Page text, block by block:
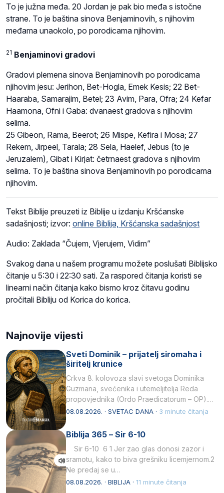
To je južna međa. 20 Jordan je pak bio međa s istočne
strane. To je baština sinova Benjaminovih, s njihovim
međama unaokolo, po porodicama njihovim.
21 Benjaminovi gradovi
Gradovi plemena sinova Benjaminovih po porodicama
njihovim jesu: Jerihon, Bet-Hogla, Emek Kesis; 22 Bet-
Haaraba, Samarajim, Betel; 23 Avim, Para, Ofra; 24 Kefar
Haamona, Ofni i Gaba: dvanaest gradova s njihovim
selima.
25 Gibeon, Rama, Beerot; 26 Mispe, Kefira i Mosa; 27
Rekem, Jirpeel, Tarala; 28 Sela, Haelef, Jebus (to je
Jeruzalem), Gibat i Kirjat: četrnaest gradova s njihovim
selima. To je baština sinova Benjaminovih po porodicama
njihovim.
Tekst Biblije preuzeti iz Biblije u izdanju Kršćanske
sadašnjosti; izvor: online Biblija, Kršćanska sadašnjost
Audio: Zaklada “Čujem, Vjerujem, Vidim”
Svakog dana u našem programu možete poslušati Biblijsko
čitanje u 5:30 i 22:30 sati. Za raspored čitanja koristi se
linearni način čitanja kako bismo kroz čitavu godinu
pročitali Bibliju od Korica do korica.
Najnovije vijesti
Sveti Dominik – prijatelj siromaha i
širitelj krunice
Crkva 8. kolovoza slavi svetoga Dominika
Guzmana, svećenika i utemeljitelja Reda
propovjednika (Ordo Praedicatorum – OP).
Svojim životom, dubokom ljubavlju prema
08.08.2026. · SVETAC DANA · 3 minute čitanja
Biblija 365 – Sir 6-10
Sir 6-10 6 1 Jer zao glas donosi zazor i
sramotu, kako to biva grešniku licemjernom.2
Ne predaj se u…
08.08.2026. · BIBLIJA · 11 minute čitanja